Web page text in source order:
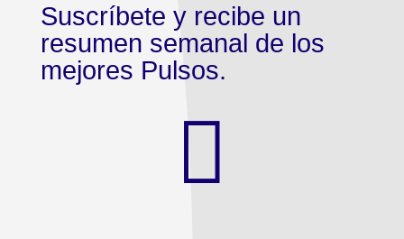
Suscríbete y recibe un
resumen semanal de los
mejores Pulsos.
